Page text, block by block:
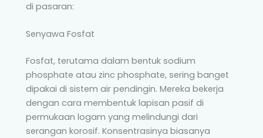
di pasaran:
Senyawa Fosfat
Fosfat, terutama dalam bentuk sodium
phosphate atau zinc phosphate, sering banget
dipakai di sistem air pendingin. Mereka bekerja
dengan cara membentuk lapisan pasif di
permukaan logam yang melindungi dari
serangan korosif. Konsentrasinya biasanya